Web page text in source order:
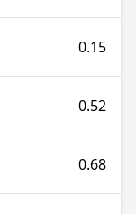
0.15
0.52
0.68